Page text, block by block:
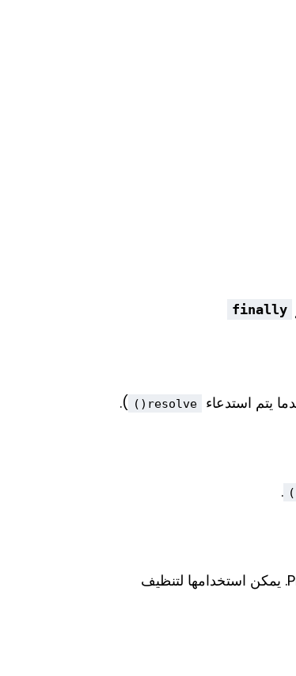
finally
resolve()
).
.
لتنفيذ الكود بغض النظر عن نجاح أو فشل الـ Promise. يمكن استخدامها لتنظيف